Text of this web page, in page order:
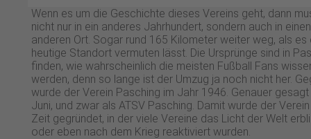
Wenn es um die Geschichte dieses Vereins geht, dann
nicht nur in ein anderes Jahrhundert, sondern auch in
anderen Ort. Sogar rund 165 Kilometer weiter weg, als es
heutige Standort vermuten lässt. Die Ursprünge sind in
finden, wie wahrscheinlich die meisten Fußball Fans
werden, denn so lange ist der Umzug ja noch nicht her.
wurde der Verein Pasching im Jahr 1946. Genauer
Juni, und zwar als ATSV Pasching. Damit wurde der
Zeit gegründet, in der viele Vereine das Licht der Welt
oder eben nach dem Krieg reaktiviert wurden.